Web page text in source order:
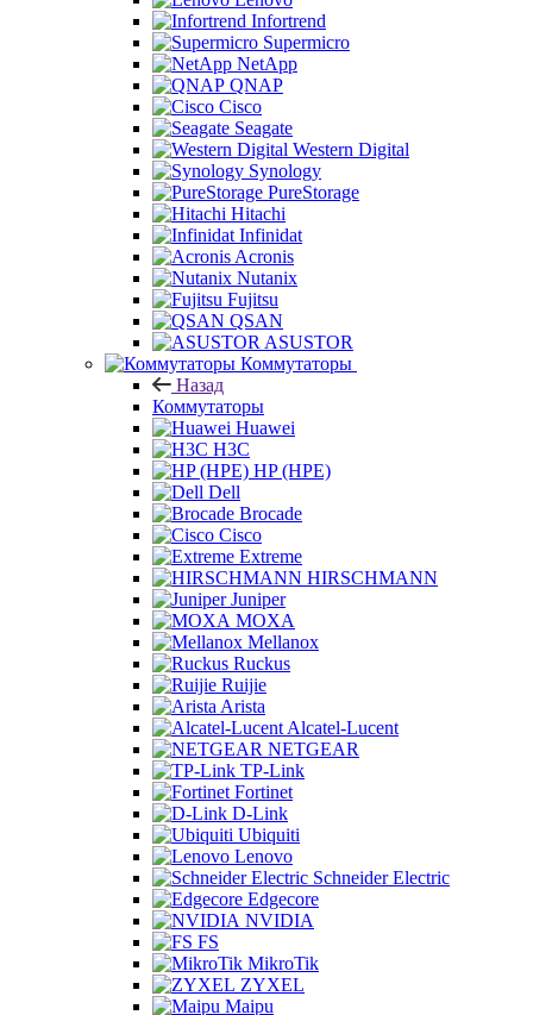
Infortrend
Supermicro
NetApp
QNAP
Cisco
Seagate
Western Digital
Synology
PureStorage
Hitachi
Infinidat
Acronis
Nutanix
Fujitsu
QSAN
ASUSTOR
Коммутаторы
Назад
Коммутаторы
Huawei
H3C
HP (HPE)
Dell
Brocade
Cisco
Extreme
HIRSCHMANN
Juniper
MOXA
Mellanox
Ruckus
Ruijie
Arista
Alcatel-Lucent
NETGEAR
TP-Link
Fortinet
D-Link
Ubiquiti
Lenovo
Schneider Electric
Edgecore
NVIDIA
FS
MikroTik
ZYXEL
Maipu